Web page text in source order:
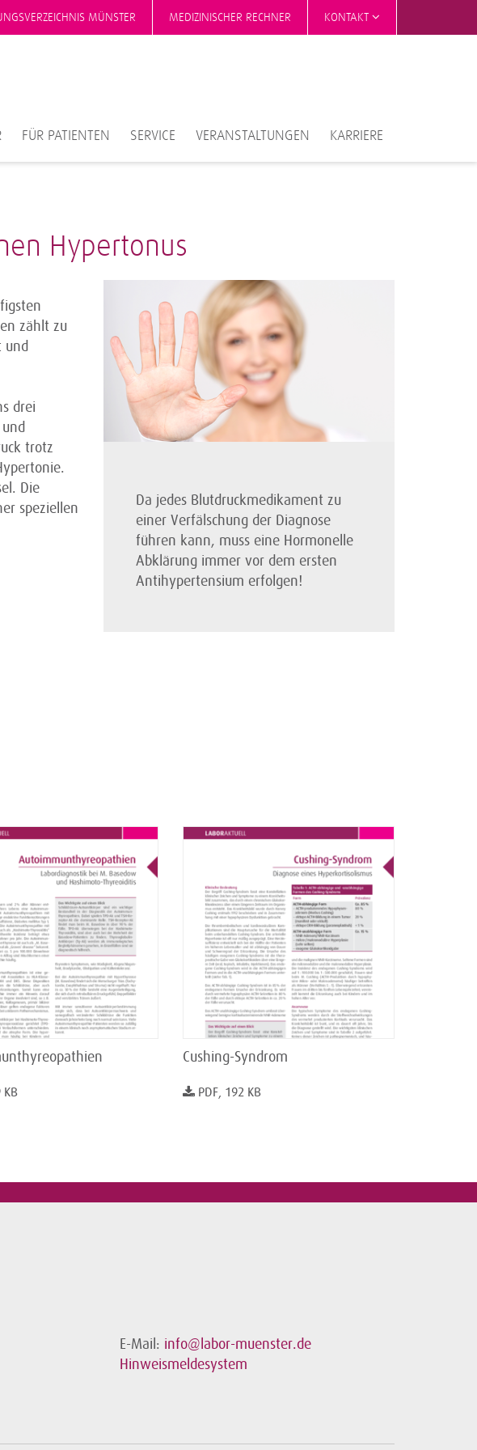
MÜNSTER MEDIZINISCHER RECHNER KONTAKT
FÜR PATIENTEN SERVICE VERANSTALTUNGEN KARRIERE
Hypertonus
zählt zu
und
drei
trotz
Die
speziellen
Da jedes Blutdruckmedikament zu
einer Verfälschung der Diagnose
führen kann, muss eine Hormonelle
Abklärung immer vor dem ersten
Antihypertensium erfolgen!
KB
Cushing-Syndrom
PDF, 192 KB
E-Mail: info@labor-muenster.de
Hinweismeldesystem